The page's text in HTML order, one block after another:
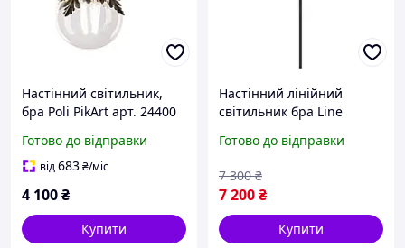
Настінний світильник,
бра Poli PikArt арт. 24400
Готово до відправки
від683₴/міс
4 100₴
Купити
Настінний лінійний
світильник бра Line
Готово до відправки
7 200₴
7 300 ₴
Купити